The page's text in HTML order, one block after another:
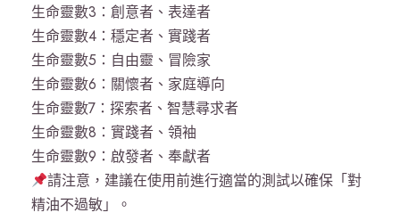
生命靈數3：創意者、表達者
生命靈數4：穩定者、實踐者
生命靈數5：自由靈、冒險家
生命靈數6：關懷者、家庭導向
生命靈數7：探索者、智慧尋求者
生命靈數8：實踐者、領袖
生命靈數9：啟發者、奉獻者
請注意，建議在使用前進行適當的測試以確保「對
精油不過敏」。